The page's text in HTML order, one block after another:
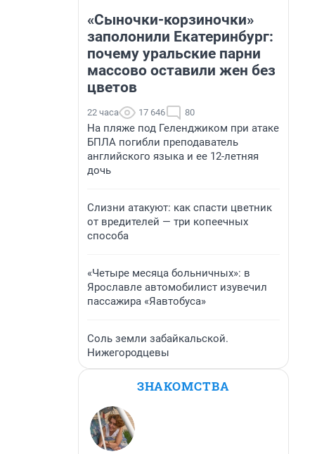
«Сыночки-корзиночки»
заполонили Екатеринбург:
почему уральские парни
массово оставили жен без
цветов
22 часа 17 646 80
На пляже под Геленджиком при атаке
БПЛА погибли преподаватель
английского языка и ее 12-летняя
дочь
Слизни атакуют: как спасти цветник
от вредителей — три копеечных
способа
«Четыре месяца больничных»: в
Ярославле автомобилист изувечил
пассажира «Яавтобуса»
Соль земли забайкальской.
Нижегородцевы
ЗНАКОМСТВА